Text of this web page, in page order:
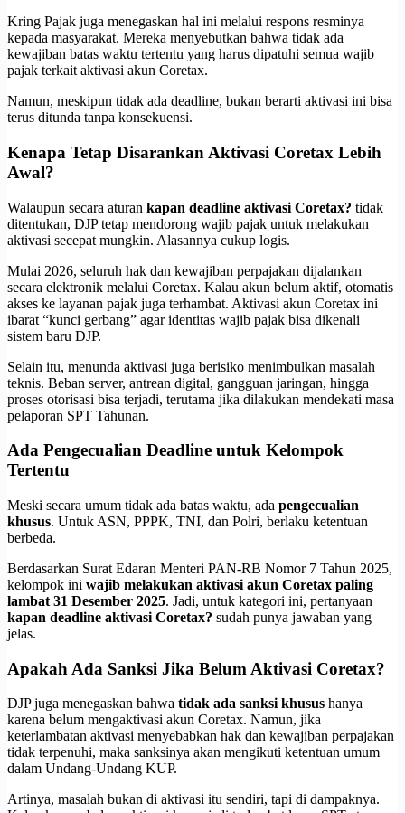
Kring Pajak juga menegaskan hal ini melalui respons resminya
kepada masyarakat. Mereka menyebutkan bahwa tidak ada
kewajiban batas waktu tertentu yang harus dipatuhi semua wajib
pajak terkait aktivasi akun Coretax.
Namun, meskipun tidak ada deadline, bukan berarti aktivasi ini bisa
terus ditunda tanpa konsekuensi.
Kenapa Tetap Disarankan Aktivasi Coretax Lebih
Awal?
Walaupun secara aturan kapan deadline aktivasi Coretax? tidak
ditentukan, DJP tetap mendorong wajib pajak untuk melakukan
aktivasi secepat mungkin. Alasannya cukup logis.
Mulai 2026, seluruh hak dan kewajiban perpajakan dijalankan
secara elektronik melalui Coretax. Kalau akun belum aktif, otomatis
akses ke layanan pajak juga terhambat. Aktivasi akun Coretax ini
ibarat “kunci gerbang” agar identitas wajib pajak bisa dikenali
sistem baru DJP.
Selain itu, menunda aktivasi juga berisiko menimbulkan masalah
teknis. Beban server, antrean digital, gangguan jaringan, hingga
proses otorisasi bisa terjadi, terutama jika dilakukan mendekati masa
pelaporan SPT Tahunan.
Ada Pengecualian Deadline untuk Kelompok
Tertentu
Meski secara umum tidak ada batas waktu, ada pengecualian
khusus. Untuk ASN, PPPK, TNI, dan Polri, berlaku ketentuan
berbeda.
Berdasarkan Surat Edaran Menteri PAN-RB Nomor 7 Tahun 2025,
kelompok ini wajib melakukan aktivasi akun Coretax paling
lambat 31 Desember 2025. Jadi, untuk kategori ini, pertanyaan
kapan deadline aktivasi Coretax? sudah punya jawaban yang
jelas.
Apakah Ada Sanksi Jika Belum Aktivasi Coretax?
DJP juga menegaskan bahwa tidak ada sanksi khusus hanya
karena belum mengaktivasi akun Coretax. Namun, jika
keterlambatan aktivasi menyebabkan hak dan kewajiban perpajakan
tidak terpenuhi, maka sanksinya akan mengikuti ketentuan umum
dalam Undang-Undang KUP.
Artinya, masalah bukan di aktivasi itu sendiri, tapi di dampaknya.